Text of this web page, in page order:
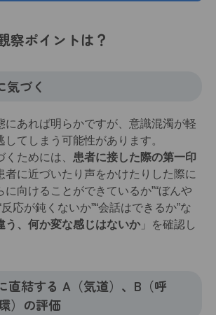
察ポイントは？
気づく
あれば明らかですが、意識混濁が軽
してしまう可能性があります。
ためには、 患者に接した際の第一印
者に近づいたり声をかけたりした際に
に向けることができているか”“ぼんや
応が鈍くないか”“会話はできるか”な
う、何か変な感じはないか 」を確認し
直結する A（気道）、B（呼
）の評価